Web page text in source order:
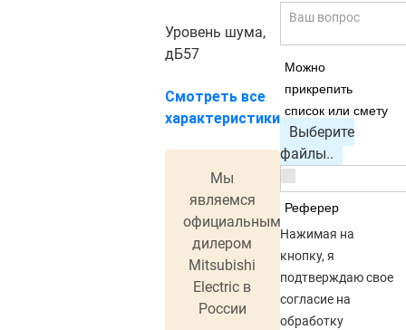
Можно
прикрепить
список или смету
Выберите
файлы..
Реферер
Нажимая на
кнопку, я
подтверждаю свое
согласие на
обработку
Уровень шума,
дБ57
Смотреть все
характеристики
Мы
являемся
официальным
дилером
Mitsubishi
Electric в
России